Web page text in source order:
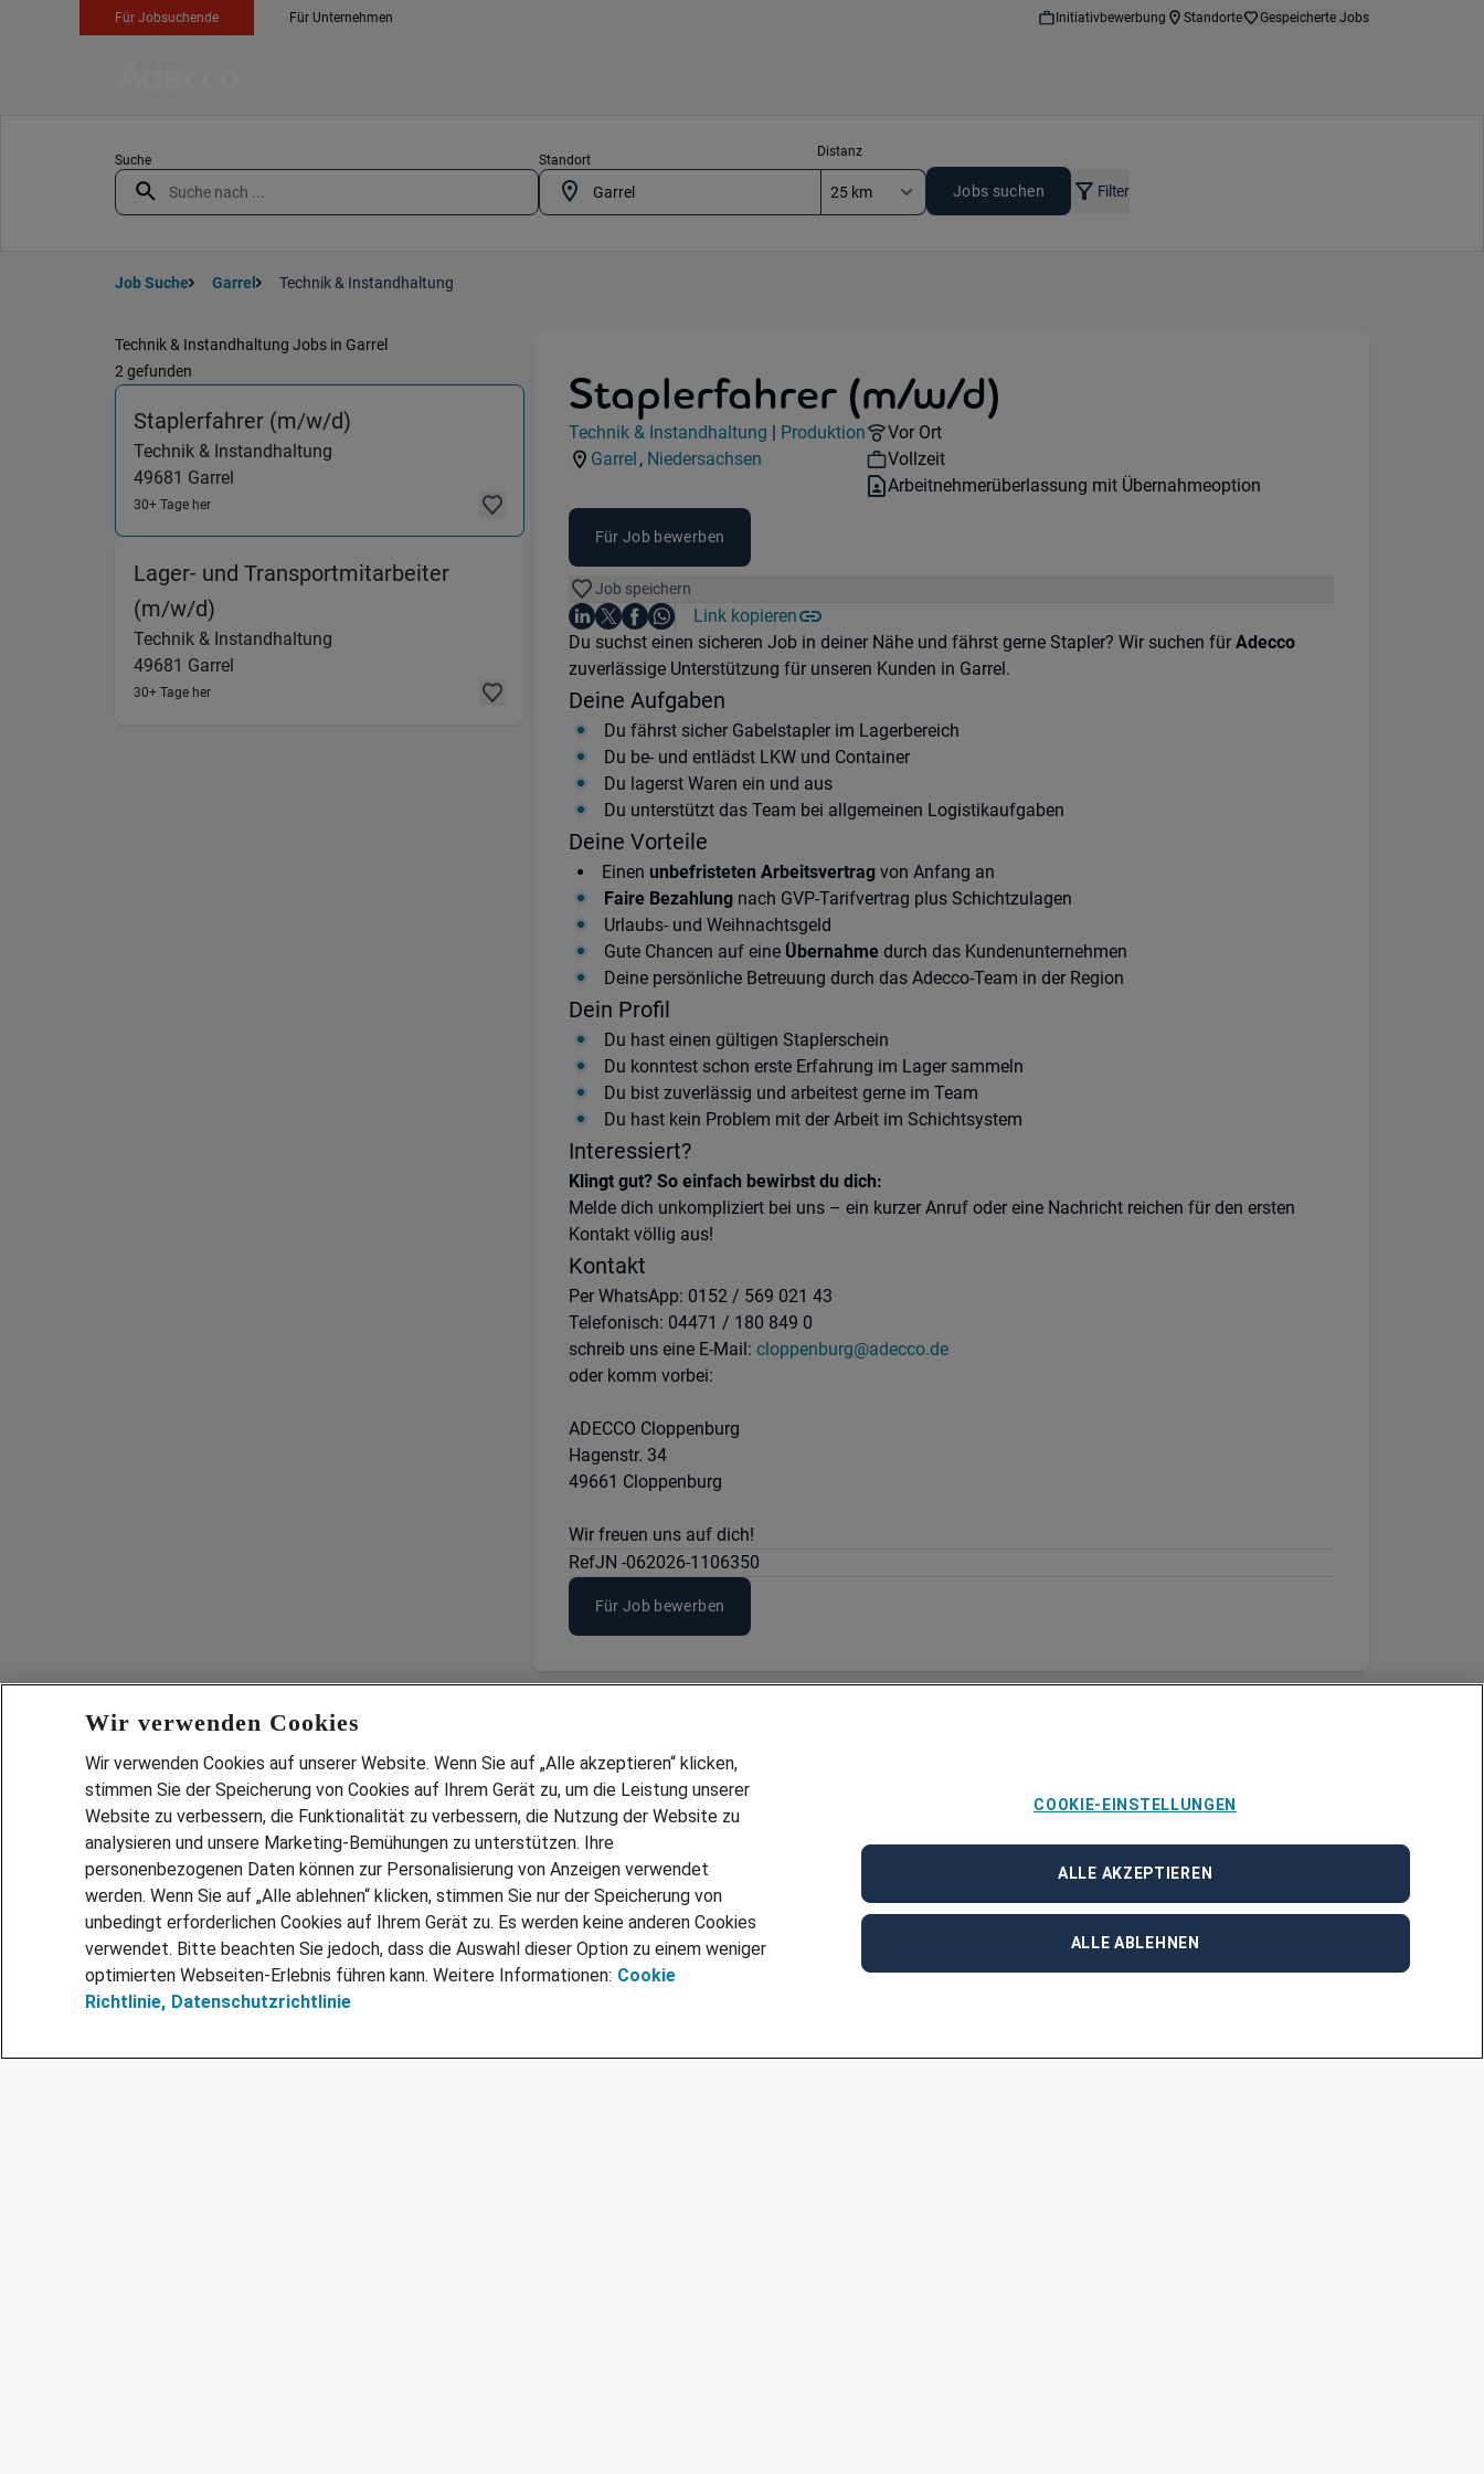
Für Jobsuchende Für Unternehmen Initiativbewerbung Standorte Gespeicherte Jobs
Suche Standort
Distanz
Jobs suchen Filter
Job Suche Garrel Technik & Instandhaltung
Technik & Instandhaltung Jobs in Garrel
2 gefunden
Staplerfahrer (m/w/d) (Technik & Instandhaltung) in 49681 Garrel
Technik & Instandhaltung
49681 Garrel
30+ Tage her
Lager- und Transportmitarbeiter
(m/w/d) (Technik & Instandhaltung) in 49681 Garrel
Technik & Instandhaltung
49681 Garrel
30+ Tage her
Staplerfahrer (m/w/d)
Jobdetails
Kategorie:
Technik & Instandhaltung |
Industry:
Produktion
Standorte:
Garrel ,
Region:
Niedersachsen
Remote Option:
Vor Ort
Workhours:
Vollzeit
Vertragsart:
Arbeitnehmerüberlassung mit Übernahmeoption
Für Job bewerben
Job speichern
Teile diesen Job
Auf LinkedIn teilen
Auf X teilen
Auf Facebook teilen
Auf WhatsApp teilen
Link kopieren
Einleitung
Du suchst einen sicheren Job in deiner Nähe und fährst gerne Stapler? Wir suchen für Adecco
zuverlässige Unterstützung für unseren Kunden in Garrel.
Deine Aufgaben
Du fährst sicher Gabelstapler im Lagerbereich
Du be- und entlädst LKW und Container
Du lagerst Waren ein und aus
Du unterstützt das Team bei allgemeinen Logistikaufgaben
Deine Vorteile
Einen unbefristeten Arbeitsvertragvon Anfang an
Faire Bezahlungnach GVP-Tarifvertrag plus Schichtzulagen
Urlaubs- und Weihnachtsgeld
Gute Chancen auf eine Übernahmedurch das Kundenunternehmen
Deine persönliche Betreuung durch das Adecco-Team in der Region
Dein Profil
Du hast einen gültigen Staplerschein
Du konntest schon erste Erfahrung im Lager sammeln
Du bist zuverlässig und arbeitest gerne im Team
Du hast kein Problem mit der Arbeit im Schichtsystem
Interessiert?
Klingt gut? So einfach bewirbst du dich:
Melde dich unkompliziert bei uns – ein kurzer Anruf oder eine Nachricht reichen für den ersten
Kontakt völlig aus!
Kontakt
Per WhatsApp: 0152 / 569 021 43
Telefonisch: 04471 / 180 849 0
schreib uns eine E-Mail: cloppenburg@adecco.de
oder komm vorbei:
ADECCO Cloppenburg
Hagenstr. 34
49661 Cloppenburg
Wir freuen uns auf dich!
RefJN -062026-1106350
Für Job bewerben
Wir verwenden Cookies
Wir verwenden Cookies auf unserer Website. Wenn Sie auf „Alle akzeptieren“ klicken,
stimmen Sie der Speicherung von Cookies auf Ihrem Gerät zu, um die Leistung unserer
Website zu verbessern, die Funktionalität zu verbessern, die Nutzung der Website zu
analysieren und unsere Marketing-Bemühungen zu unterstützen. Ihre
personenbezogenen Daten können zur Personalisierung von Anzeigen verwendet
werden. Wenn Sie auf „Alle ablehnen“ klicken, stimmen Sie nur der Speicherung von
unbedingt erforderlichen Cookies auf Ihrem Gerät zu. Es werden keine anderen Cookies
verwendet. Bitte beachten Sie jedoch, dass die Auswahl dieser Option zu einem weniger
optimierten Webseiten-Erlebnis führen kann. Weitere Informationen: Cookie
Richtlinie, Datenschutzrichtlinie
COOKIE-EINSTELLUNGEN
ALLE ABLEHNEN
ALLE AKZEPTIEREN